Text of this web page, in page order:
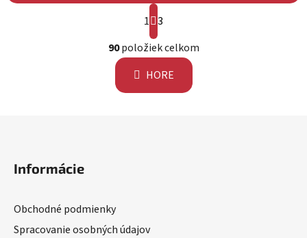
Ovládacie prvky výpisu
Stránkovanie
1 3
90položiek celkom
HORE
Informácie
Obchodné podmienky
Spracovanie osobných údajov